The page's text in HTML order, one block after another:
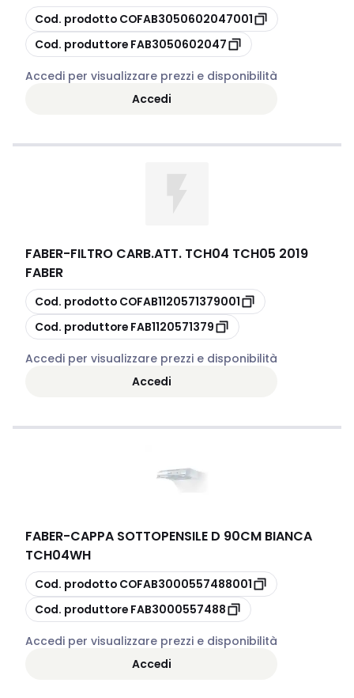
copia
Cod. prodotto COFAB3050602047001
copia
Cod. produttore FAB3050602047
Accedi per visualizzare prezzi e disponibilità
Accedi
FABER-FILTRO CARB.ATT. TCH04 TCH05 2019
FABER
copia
Cod. prodotto COFAB1120571379001
copia
Cod. produttore FAB1120571379
Accedi per visualizzare prezzi e disponibilità
Accedi
FABER-CAPPA SOTTOPENSILE D 90CM BIANCA
TCH04WH
copia
Cod. prodotto COFAB3000557488001
copia
Cod. produttore FAB3000557488
Accedi per visualizzare prezzi e disponibilità
Accedi